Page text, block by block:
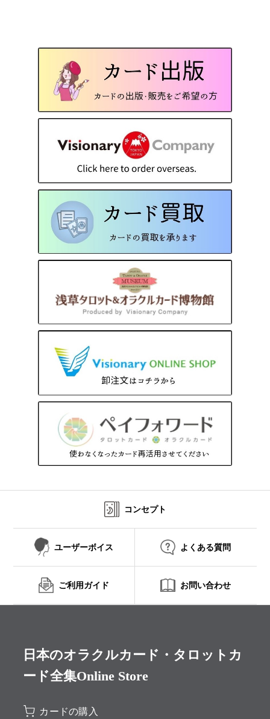
コンセプト
ユーザーボイス よくある質問
ご利用ガイド お問い合わせ
日本のオラクルカード・タロットカ
ード全集Online Store
カードの購入